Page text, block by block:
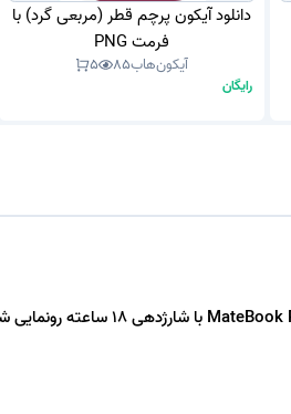
دانلود آیکون پرچم قطر (مربعی گرد) با
فرمت PNG
آیکون‌هاب85
5
رایگان